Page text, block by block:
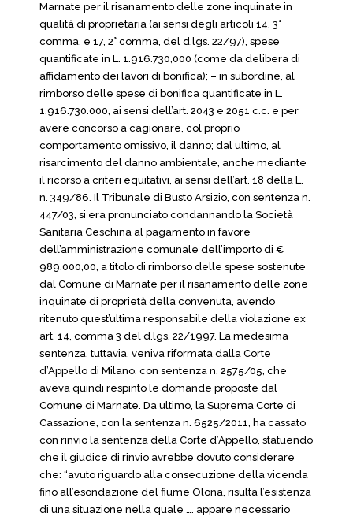
Marnate per il risanamento delle zone inquinate in
qualità di proprietaria (ai sensi degli articoli 14, 3°
comma, e 17, 2° comma, del d.lgs. 22/97), spese
quantificate in L. 1.916.730,000 (come da delibera di
affidamento dei lavori di bonifica); – in subordine, al
rimborso delle spese di bonifica quantificate in L.
1.916.730.000, ai sensi dell’art. 2043 e 2051 c.c. e per
avere concorso a cagionare, col proprio
comportamento omissivo, il danno; dal ultimo, al
risarcimento del danno ambientale, anche mediante
il ricorso a criteri equitativi, ai sensi dell’art. 18 della L.
n. 349/86. Il Tribunale di Busto Arsizio, con sentenza n.
447/03, si era pronunciato condannando la Società
Sanitaria Ceschina al pagamento in favore
dell’amministrazione comunale dell’importo di €
989.000,00, a titolo di rimborso delle spese sostenute
dal Comune di Marnate per il risanamento delle zone
inquinate di proprietà della convenuta, avendo
ritenuto quest’ultima responsabile della violazione ex
art. 14, comma 3 del d.lgs. 22/1997. La medesima
sentenza, tuttavia, veniva riformata dalla Corte
d’Appello di Milano, con sentenza n. 2575/05, che
aveva quindi respinto le domande proposte dal
Comune di Marnate. Da ultimo, la Suprema Corte di
Cassazione, con la sentenza n. 6525/2011, ha cassato
con rinvio la sentenza della Corte d’Appello, statuendo
che il giudice di rinvio avrebbe dovuto considerare
che: “avuto riguardo alla consecuzione della vicenda
fino all’esondazione del fiume Olona, risulta l’esistenza
di una situazione nella quale …. appare necessario